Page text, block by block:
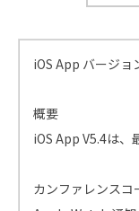
iOS App バージョ
概要
iOS App V5.4は
カンファレンス